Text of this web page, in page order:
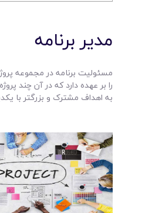
مدیر برنامه
مسئولیت برنامه در مجموعه
را بر عهده دارد که در آن چند
به اهداف مشترک و بزرگتر با